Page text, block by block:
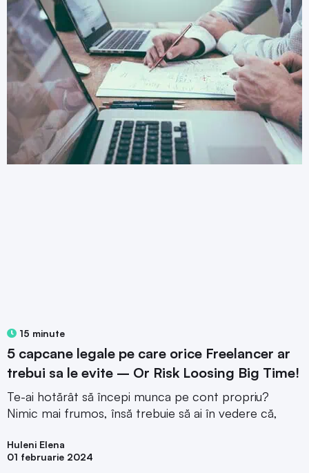
15 minute
5 capcane legale pe care orice Freelancer ar
trebui sa le evite – Or Risk Loosing Big Time!
Te-ai hotărât să începi munca pe cont propriu?
Nimic mai frumos, însă trebuie să ai în vedere că,
Huleni Elena
01 februarie 2024